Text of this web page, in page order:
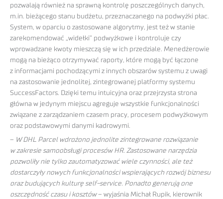
pozwalają również na sprawną kontrolę poszczególnych danych,
m.in. bieżącego stanu budżetu, przeznaczanego na podwyżki płac.
System, w oparciu o zastosowane algorytmy, jest też w stanie
zarekomendować „widełki” podwyżkowe i kontroluje czy
wprowadzane kwoty mieszczą się w ich przedziale. Menedżerowie
mogą na bieżąco otrzymywać raporty, które mogą być łączone
z informacjami pochodzącymi z innych obszarów systemu z uwagi
na zastosowanie jednolitej, zintegrowanej platformy systemu
SuccessFactors. Dzięki temu intuicyjna oraz przejrzysta strona
główna w jedynym miejscu agreguje wszystkie funkcjonalności
związane z zarządzaniem czasem pracy, procesem podwyżkowym
oraz podstawowymi danymi kadrowymi.
– W DHL Parcel wdrożono jednolite zintegrowane rozwiązanie
w zakresie samoobsługi procesów HR. Zastosowane narzędzia
pozwoliły nie tylko zautomatyzować wiele czynności, ale też
dostarczyły nowych funkcjonalności wspierających rozwój biznesu
oraz budujących kulturę self-service. Ponadto generują one
oszczędność czasu i kosztów– wyjaśnia Michał Rupik, kierownik